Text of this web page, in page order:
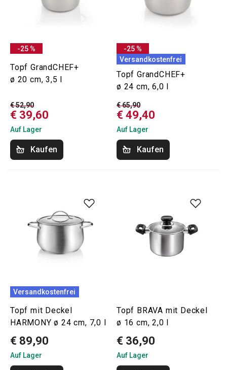
-25 %
Topf GrandCHEF+
ø 20 cm, 3,5 l
€ 52,90
€ 39,60
Auf Lager
Kaufen
-25 %
Versandkostenfrei
Topf GrandCHEF+
ø 24 cm, 6,0 l
€ 65,90
€ 49,40
Auf Lager
Kaufen
Versandkostenfrei
Topf mit Deckel
HARMONY ø 24 cm, 7,0 l
€ 89,90
Auf Lager
Topf BRAVA mit Deckel
ø 16 cm, 2,0 l
€ 36,90
Auf Lager